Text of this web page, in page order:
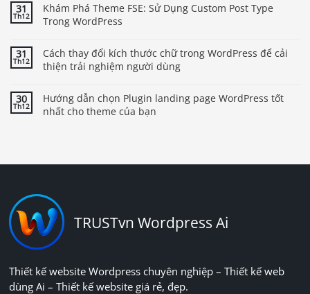
31
Th12
Khám Phá Theme FSE: Sử Dụng Custom Post Type
Trong WordPress
31
Th12
Cách thay đổi kích thước chữ trong WordPress để cải
thiện trải nghiệm người dùng
30
Th12
Hướng dẫn chọn Plugin landing page WordPress tốt
nhất cho theme của bạn
TRUSTvn Wordpress Ai
Thiết kế website Wordpress chuyên nghiệp – Thiết kế web
dùng Ai – Thiết kế website giá rẻ, đẹp.